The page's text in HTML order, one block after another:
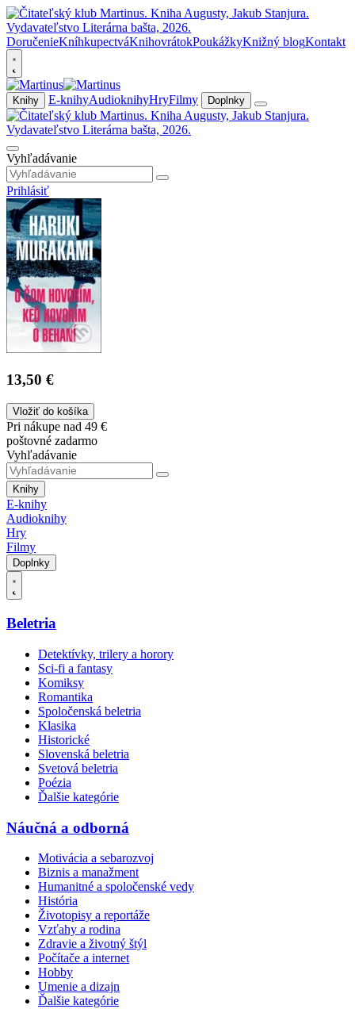
DoručenieKníhkupectváKnihovrátokPoukážkyKnižný blogKontakt
Knihy E-knihyAudioknihyHryFilmy Doplnky
Vyhľadávanie
Prihlásiť
13,50 €
Vložiť do košíka
Pri nákupe nad 49 €
poštovné zadarmo
Vyhľadávanie
Knihy
E-knihy
Audioknihy
Hry
Filmy
Doplnky
Beletria
Detektívky, trilery a horory
Sci-fi a fantasy
Komiksy
Romantika
Spoločenská beletria
Klasika
Historické
Slovenská beletria
Svetová beletria
Poézia
Ďalšie kategórie
Náučná a odborná
Motivácia a sebarozvoj
Biznis a manažment
Humanitné a spoločenské vedy
História
Životopisy a reportáže
Vzťahy a rodina
Zdravie a životný štýl
Počítače a internet
Hobby
Umenie a dizajn
Ďalšie kategórie